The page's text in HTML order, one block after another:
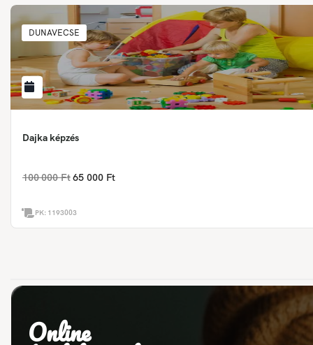
DUNAVECSE
Dajka képzés
100 000 Ft 65 000 Ft
PK: 1193003
Online